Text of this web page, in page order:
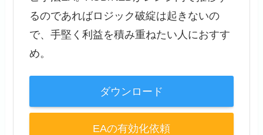
るのであればロジック破綻は起きないの
で、手堅く利益を積み重ねたい人におすす
め。
ダウンロード
EAの有効化依頼